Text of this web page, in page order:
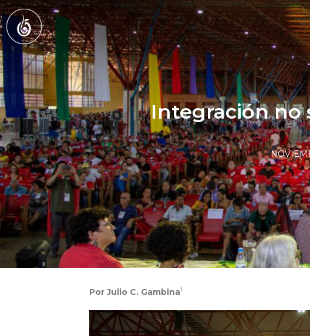
Integración no
Por Julio C. Gambina1